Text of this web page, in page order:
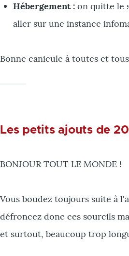
Hébergement : on quitte le
aller sur une instance
Bonne canicule à toutes et
Les petits ajouts de
BONJOUR TOUT LE MONDE !
Vous boudez toujours suite à
défroncez donc ces sourcils
et surtout, beaucoup trop